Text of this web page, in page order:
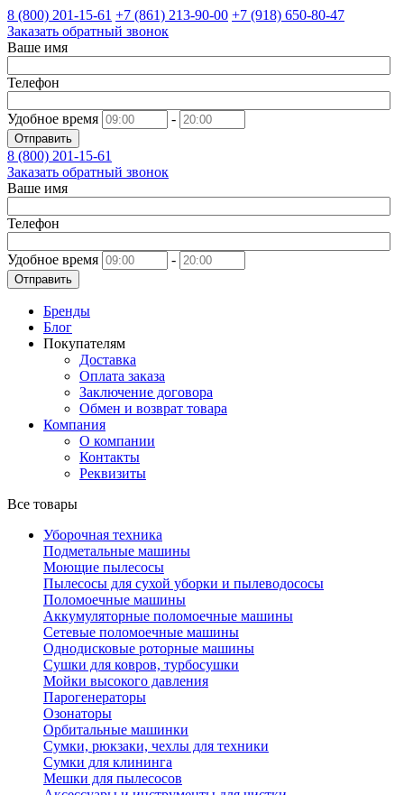
8 (800) 201-15-61 +7 (861) 213-90-00 +7 (918) 650-80-47
Заказать обратный звонок
Ваше имя
Телефон
Удобное время -
Отправить
8 (800) 201-15-61
Заказать обратный звонок
Ваше имя
Телефон
Удобное время -
Отправить
Бренды
Блог
Покупателям
Доставка
Оплата заказа
Заключение договора
Обмен и возврат товара
Компания
О компании
Контакты
Реквизиты
Все товары
Уборочная техника
Подметальные машины
Моющие пылесосы
Пылесосы для сухой уборки и пылеводососы
Поломоечные машины
Аккумуляторные поломоечные машины
Сетевые поломоечные машины
Однодисковые роторные машины
Сушки для ковров, турбосушки
Мойки высокого давления
Парогенераторы
Озонаторы
Орбитальные машинки
Сумки, рюкзаки, чехлы для техники
Сумки для клининга
Мешки для пылесосов